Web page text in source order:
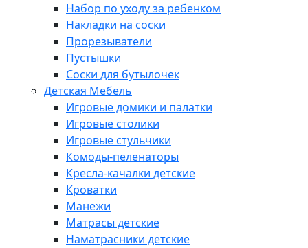
Набор по уходу за ребенком
Накладки на соски
Прорезыватели
Пустышки
Соски для бутылочек
Детская Мебель
Игровые домики и палатки
Игровые столики
Игровые стульчики
Комоды-пеленаторы
Кресла-качалки детские
Кроватки
Манежи
Матрасы детские
Наматрасники детские